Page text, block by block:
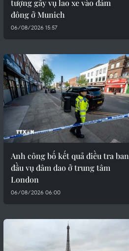
tượng gây vụ lao xe vào đám
đông ở Munich
06/08/2026 15:57
Anh công bố kết quả điều tra ban
đầu vụ đâm dao ở trung tâm
London
06/08/2026 06:00